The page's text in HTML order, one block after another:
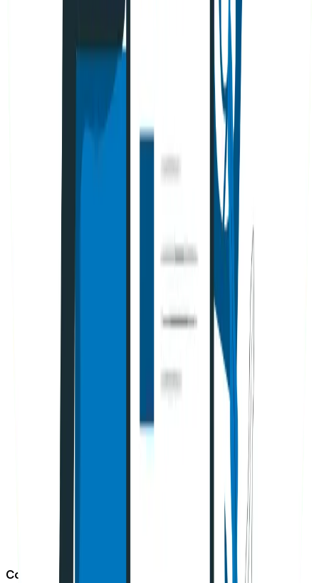
¿Cuáles son las diferencias entre SEO y SEM?
Si llevas tiempo en el mundo del marketing digital, es
probable que hayas escuchado los términos SEO y SEM
Julián Durango
20 de marzo de 2026
SEO Off Page y su función en la estrategia web
Tu sitio puede tener el mejor contenido y la estructura
técnica más sólida, pero si nadie habla de ti fuera …
Cómo detectar URLs no indexadas con
Screaming Frog y la API de Google Search
Console
URLs importantes en tu sitio web que Google
simplemente no …
Contacto